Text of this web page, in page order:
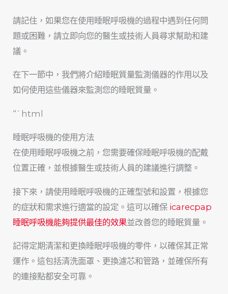
請記住，如果您在使用睡眠呼吸機的過程中遇到任何問
題或困難，請立即向您的醫生或技術人員尋求幫助和建
議。
在下一節中，我們將介紹睡眠質量監測儀器的作用以及
如何使用這些儀器來監測您的睡眠質量。
“`html
睡眠呼吸機的使用方法
在使用睡眠呼吸機之前，您需要確保睡眠呼吸機的配戴
位置正確，並根據醫生或技術人員的建議進行調整。
接下來，請使用睡眠呼吸機的正確型號和設置，根據您
的症狀和需求進行適當的設定。這可以確保 icarecpap
睡眠呼吸機能夠提供最佳的效果並改善您的睡眠質量。
記得定期清潔和更換睡眠呼吸機的零件，以確保其正常
運作。這包括清洗面罩、更換濾芯和管路，並確保所有
的連接點都安全可靠。